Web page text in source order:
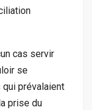
cas servir
se
prévalaient
prise du